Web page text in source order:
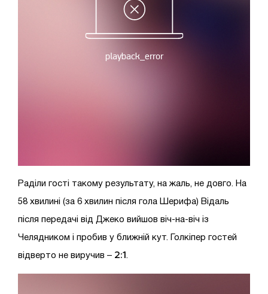
Раділи гості такому результату, на жаль, не довго. На
58 хвилині (за 6 хвилин після гола Шерифа) Відаль
після передачі від Джеко вийшов віч-на-віч із
Челядником і пробив у ближній кут. Голкіпер гостей
відверто не виручив – 2:1